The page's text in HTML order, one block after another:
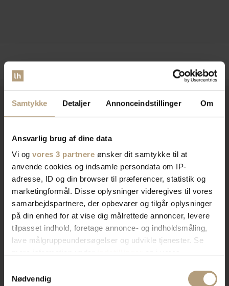
Samtykke Detaljer Annonceindstillinger Om
Ansvarlig brug af dine data
Vi og vores 3 partnere ønsker dit samtykke til at
anvende cookies og indsamle persondata om IP-
adresse, ID og din browser til præferencer, statistik og
marketingformål. Disse oplysninger videregives til vores
samarbejdspartnere, der opbevarer og tilgår oplysninger
på din enhed for at vise dig målrettede annoncer, levere
tilpasset indhold, foretage annonce- og indholdsmåling,
lave målgruppeundersøgelser og udvikle tjenester. Se
tilbage eller ændre indstillinger fra vores
Nødvendig
Vi erspecialister
indretning af private hjem og
erhvervslokaler​
Vores brede sortiment forvandler dit rum med stil og
funktionalitet. Find tidløst design, æstetik, eller
farverigt interiør. Vi har skænke, TV-borde, bordben,
og mere, der afspejler din stil. Vores produkter